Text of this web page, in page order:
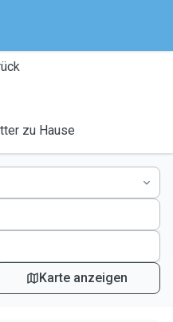
zu Hause
Karte anzeigen